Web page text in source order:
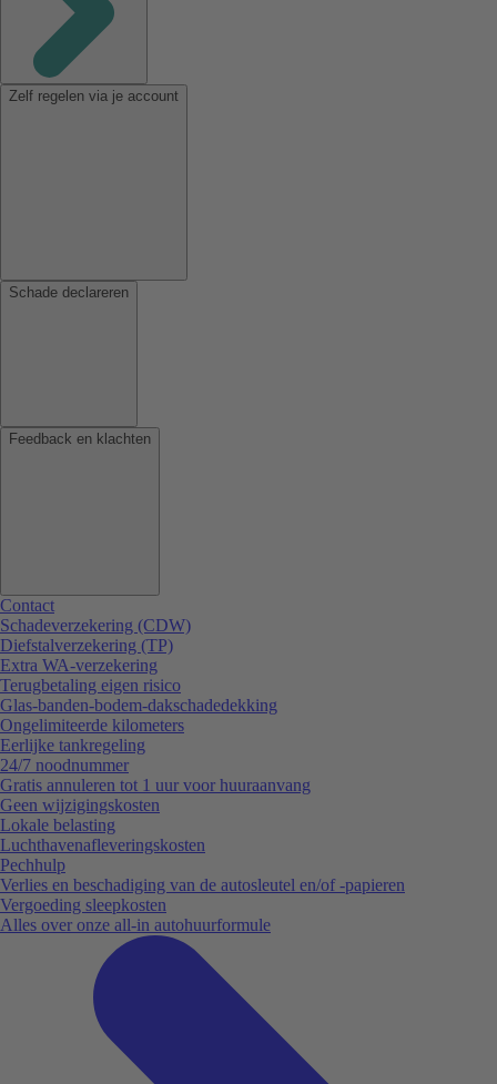
Zelf regelen via je account
Schade declareren
Feedback en klachten
Contact
Schadeverzekering (CDW)
Diefstalverzekering (TP)
Extra WA-verzekering
Terugbetaling eigen risico
Glas-banden-bodem-dakschadedekking
Ongelimiteerde kilometers
Eerlijke tankregeling
24/7 noodnummer
Gratis annuleren tot 1 uur voor huuraanvang
Geen wijzigingskosten
Lokale belasting
Luchthavenafleveringskosten
Pechhulp
Verlies en beschadiging van de autosleutel en/of -papieren
Vergoeding sleepkosten
Alles over onze all-in autohuurformule